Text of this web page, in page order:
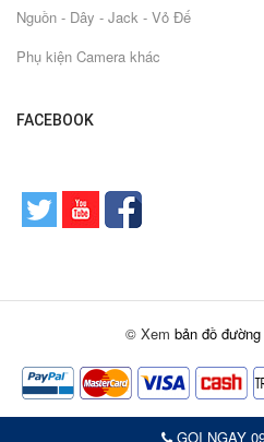
Nguồn - Dây - Jack - Vỏ Đế
Phụ kiện Camera khác
FACEBOOK
© Xem bản đồ
GỌI NGAY